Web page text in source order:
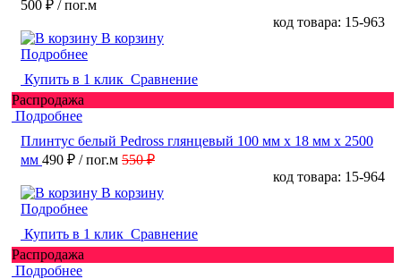
500 ₽ / пог.м
код товара: 15-963
В корзину
Подробнее
Купить в 1 клик Сравнение
Распродажа
Подробнее
Плинтус белый Pedross глянцевый 100 мм х 18 мм х 2500
мм 490 ₽ / пог.м 550 ₽
код товара: 15-964
В корзину
Подробнее
Купить в 1 клик Сравнение
Распродажа
Подробнее